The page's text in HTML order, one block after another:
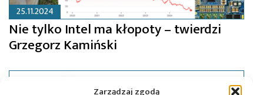
Zarządzaj zgodą
25.11.2024
Nie tylko Intel ma kłopoty – twierdzi
Grzegorz Kamiński